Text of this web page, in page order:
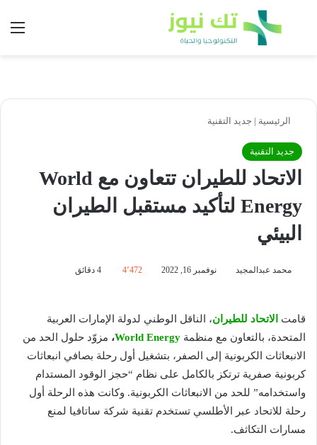
بحث عن
الرئيسية | جديد التقنية
جديد التقنية
الاتحاد للطيران تتعاون مع World
Energy لتأكيد مستقبل الطيران
البيئي
محمد عبدالمجيد نوفمبر 16, 2022 4٬472
قامت الاتحاد للطيران، الناقل الوطني لدولة الإمارات العربية
المتحدة، بالتعاون مع منظمة World Energy، مزوّد حلول الحد من
الانبعاثات الكربونية إلى الصفر، بتشغيل أول رحلة بصافي انبعاثات
كربونية صفرية ترتكز بالكامل على نظام “حجز الوقود المستدام
واستخدامه” للحد من الانبعاثات الكربونية. وكانت هذه الرحلة أول
رحلة للاتحاد عبر الأطلسي تستخدم تقنية شركة ساتافيا لمنع
مسارات التكاثف.